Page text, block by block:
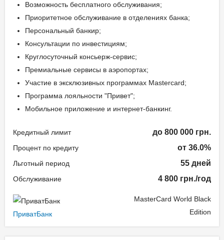
Возможность бесплатного обслуживания;
Приоритетное обслуживание в отделениях банка;
Персональный банкир;
Консультации по инвестициям;
Круглосуточный консьерж-сервис;
Премиальные сервисы в аэропортах;
Участие в эксклюзивных программах Mastercard;
Программа лояльности "Привет";
Мобильное приложение и интернет-банкинг.
Кредитный лимит до 800 000 грн.
Процент по кредиту от 36.0%
Льготный период 55 дней
Обслуживание 4 800 грн./год
ПриватБанк
MasterCard World Black
Edition